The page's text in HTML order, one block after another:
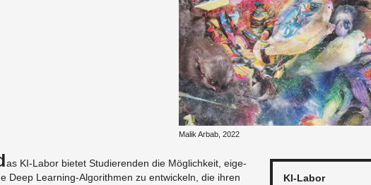
Malik Arbab, 2022
as KI-La­bor bie­tet Stu­die­ren­den die Mög­lich­keit, ei­ge­
Deep Learning-Al­go­rith­men zu ent­wi­ckeln, die ihren
KI-La­bor